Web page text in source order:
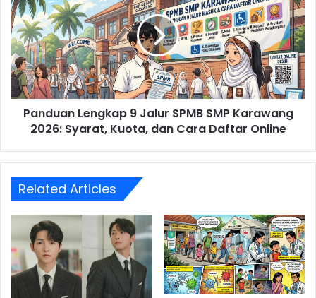
9
Jalur
SPMB
SMP
Karawang
2026:
Syarat,
Kuota,
Panduan Lengkap 9 Jalur SPMB SMP Karawang
2026: Syarat, Kuota, dan Cara Daftar Online
Related Articles